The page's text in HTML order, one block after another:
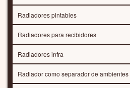
Radiadores pintables
Radiadores para recibidores
Radiadores infra
Radiador como separador de ambientes